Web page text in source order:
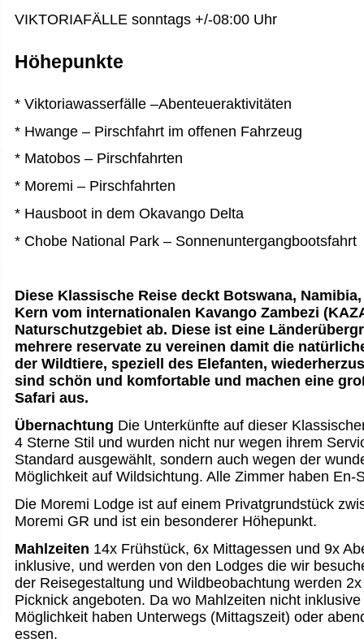
VIKTORIAFÄLLE sonntags +/-08:00 Uhr
Höhepunkte
* Viktoriawasserfälle –Abenteueraktivitäten
* Hwange – Pirschfahrt im offenen Fahrzeug
* Matobos – Pirschfahrten
* Moremi – Pirschfahrten
* Hausboot in dem Okavango Delta
* Chobe National Park – Sonnenuntergangbootsfahrt
Diese Klassische Reise deckt Botswana,
Kern vom internationalen Kavango Zambezi
Naturschutzgebiet ab. Diese ist eine
mehrere reservate zu vereinen damit die
der Wildtiere, speziell des Elefanten,
sind schön und komfortable und machen eine
Safari aus.
Übernachtung Die Unterkünfte auf dieser
4 Sterne Stil und wurden nicht nur wegen ihrem
Standard ausgewählt, sondern auch wegen der
Möglichkeit auf Wildsichtung. Alle Zimmer haben En-
Die Moremi Lodge ist auf einem Privatgrundstück
Moremi GR und ist ein besonderer Höhepunkt.
Mahlzeiten 14x Frühstück, 6x Mittagessen und 9x
inklusive, und werden von den Lodges die wir
der Reisegestaltung und Wildbeobachtung werden
Picknick angeboten. Da wo Mahlzeiten nicht
Möglichkeit haben Unterwegs (Mittagszeit) oder
essen.